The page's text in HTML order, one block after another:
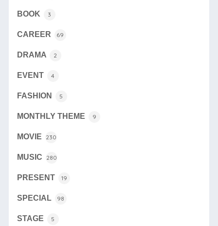
BOOK 3
CAREER 69
DRAMA 2
EVENT 4
FASHION 5
MONTHLY THEME 9
MOVIE 230
MUSIC 280
PRESENT 19
SPECIAL 98
STAGE 5